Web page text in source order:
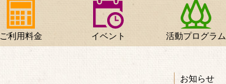
ご利用料金 イベント 活動プログラム
お知らせ